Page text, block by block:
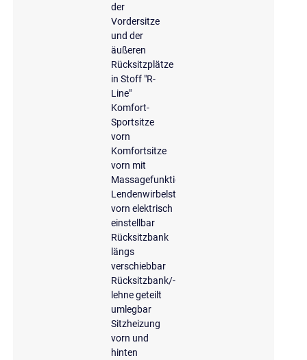
der
Vordersitze
und der
äußeren
Rücksitzplätze
in Stoff "R-
Line"
Komfort-
Sportsitze
vorn
Komfortsitze
vorn mit
Massagefunktion
Lendenwirbelstütze
vorn elektrisch
einstellbar
Rücksitzbank
längs
verschiebbar
Rücksitzbank/-
lehne geteilt
umlegbar
Sitzheizung
vorn und
hinten